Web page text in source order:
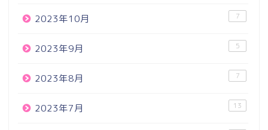
2023年10月 7
2023年9月 5
2023年8月 7
2023年7月 13